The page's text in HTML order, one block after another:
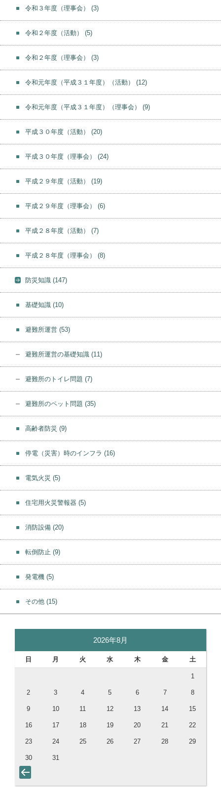
令和３年度（理事会） (3)
令和２年度（活動） (5)
令和２年度（理事会） (3)
令和元年度（平成３１年度）（活動） (12)
令和元年度（平成３１年度）（理事会） (9)
平成３０年度（活動） (20)
平成３０年度（理事会） (24)
平成２９年度（活動） (19)
平成２９年度（理事会） (6)
平成２８年度（活動） (7)
平成２８年度（理事会） (8)
防災知識 (147)
基礎知識 (10)
避難所運営 (53)
避難所運営の基礎知識 (11)
避難所のトイレ問題 (7)
避難所のペット問題 (35)
高齢者防災 (9)
停電（災害）時のインフラ (16)
電気火災 (5)
住宅用火災警報器 (5)
消防設備 (20)
転倒防止 (9)
発電機 (5)
その他 (15)
2026年8月
日 月 火 水 木 金 土
1
2 3 4 5 6 7 8
9 10 11 12 13 14 15
16 17 18 19 20 21 22
23 24 25 26 27 28 29
30 31